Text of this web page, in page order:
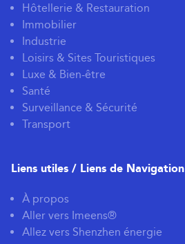
Hôtellerie & Restauration
Immobilier
Industrie
Loisirs & Sites Touristiques
Luxe & Bien-être
Santé
Surveillance & Sécurité
Transport
Liens utiles / Liens de Navigation
À propos
Aller vers Imeens®
Allez vers Shenzhen énergie